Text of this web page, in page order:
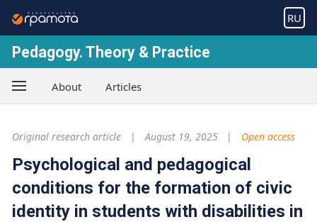
RU
Pedagogy. Theory & Practice
About Articles
Original research article August 19, 2025 Open access
Psychological and pedagogical
conditions for the formation of civic
identity in students with disabilities in